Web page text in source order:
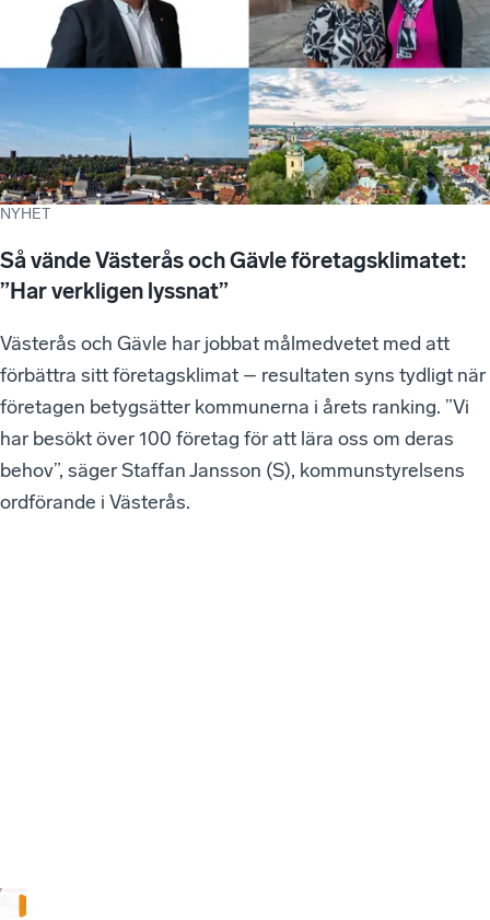
NYHET
Så vände Västerås och Gävle företagsklimatet:
”Har verkligen lyssnat”
Västerås och Gävle har jobbat målmedvetet med att
förbättra sitt företagsklimat – resultaten syns tydligt när
företagen betygsätter kommunerna i årets ranking. ”Vi
har besökt över 100 företag för att lära oss om deras
behov”, säger Staffan Jansson (S), kommunstyrelsens
ordförande i Västerås.